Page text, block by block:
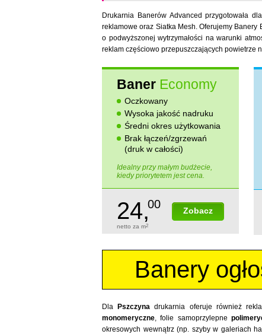
Drukarnia Banerów Advanced przygotowała
reklamowe oraz Siatka Mesh. Oferujemy Banery
o podwyższonej wytrzymałości na warunki
reklam częściowo przepuszczających powietrze
Baner Economy
Oczkowany
Wysoka jakość nadruku
Średni okres użytkowania
Brak łączeń/zgrzewań
(druk w całości)
Idealny przy małym budżecie,
kiedy priorytetem jest cena.
Zobacz
24,00
netto za m2
Banery
Dla Pszczyna drukarnia oferuje również
monomeryczne, folie samoprzylepne
okresowych wewnątrz (np. szyby w galeriach